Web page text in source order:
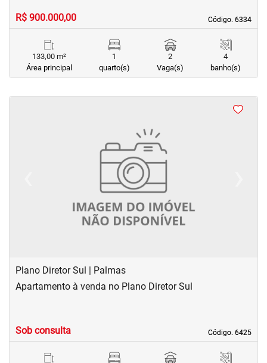
Código. 6334
Código. 6334
R$ 900.000,00
133,00 m²
Área principal
1
quarto(s)
2
Vaga(s)
4
banho(s)
Plano Diretor Sul | Palmas
Código. 6425
Código. 6425
Apartamento à venda no Plano Diretor Sul
Sob consulta